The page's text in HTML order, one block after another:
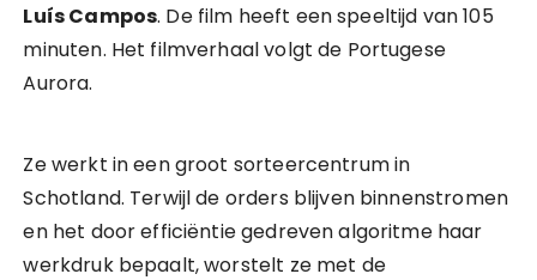
Luís Campos. De film heeft een speeltijd van 105
minuten. Het filmverhaal volgt de Portugese
Aurora.
Ze werkt in een groot sorteercentrum in
Schotland. Terwijl de orders blijven binnenstromen
en het door efficiëntie gedreven algoritme haar
werkdruk bepaalt, worstelt ze met de